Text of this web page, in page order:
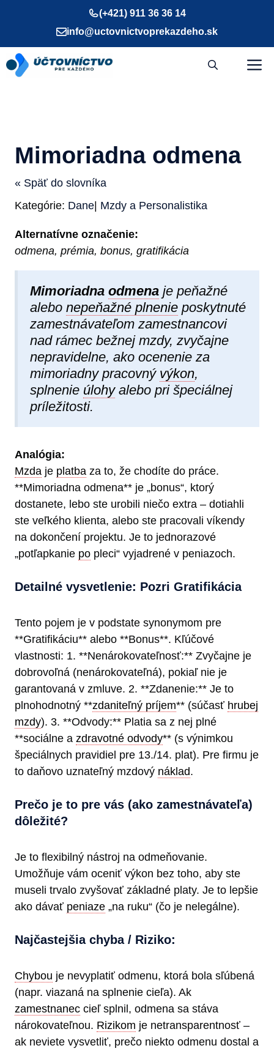
(+421) 911 36 36 14
info@uctovnictvoprekazdeho.sk
Mimoriadna odmena
« Späť do slovníka
Kategórie: Dane| Mzdy a Personalistika
Alternatívne označenie:
odmena, prémia, bonus, gratifikácia
Mimoriadna odmena je peňažné
alebo nepeňažné plnenie poskytnuté
zamestnávateľom zamestnancovi
nad rámec bežnej mzdy, zvyčajne
nepravidelne, ako ocenenie za
mimoriadny pracovný výkon,
splnenie úlohyalebo pri špeciálnej
príležitosti.
Analógia:
Mzda je platba za to, že chodíte do práce.
**Mimoriadna odmena** je „bonus“, ktorý
dostanete, lebo ste urobili niečo extra – dotiahli
ste veľkého klienta, alebo ste pracovali víkendy
na dokončení projektu. Je to jednorazové
„potľapkanie po pleci“ vyjadrené v peniazoch.
Detailné vysvetlenie: Pozri Gratifikácia
Tento pojem je v podstate synonymom pre
**Gratifikáciu** alebo **Bonus**. Kľúčové
vlastnosti: 1. **Nenárokovateľnosť:** Zvyčajne je
dobrovoľná (nenárokovateľná), pokiaľ nie je
garantovaná v zmluve. 2. **Zdanenie:** Je to
plnohodnotný **zdaniteľný príjem** (súčasť hrubej
mzdy). 3. **Odvody:** Platia sa z nej plné
**sociálne a zdravotné odvody** (s výnimkou
špeciálnych pravidiel pre 13./14. plat). Pre firmu je
to daňovo uznateľný mzdový náklad.
Prečo je to pre vás (ako zamestnávateľa)
dôležité?
Je to flexibilný nástroj na odmeňovanie.
Umožňuje vám oceniť výkon bez toho, aby ste
museli trvalo zvyšovať základné platy. Je to lepšie
ako dávať peniaze „na ruku“ (čo je nelegálne).
Najčastejšia chyba / Riziko:
Chybou je nevyplatiť odmenu, ktorá bola sľúbená
(napr. viazaná na splnenie cieľa). Ak
zamestnanec cieľ splnil, odmena sa stáva
nárokovateľnou. Rizikom je netransparentnosť –
ak neviete vysvetliť, prečo niekto odmenu dostal a